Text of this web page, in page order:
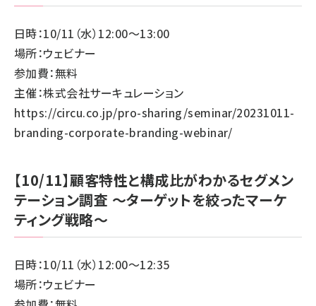
日時：10/11（水）12:00～13:00
場所：ウェビナー
参加費：無料
主催：株式会社サーキュレーション
https://circu.co.jp/pro-sharing/seminar/20231011-
branding-corporate-branding-webinar/
【10/11】顧客特性と構成比がわかるセグメン
テーション調査 ～ターゲットを絞ったマーケ
ティング戦略～
日時：10/11（水）12:00～12:35
場所：ウェビナー